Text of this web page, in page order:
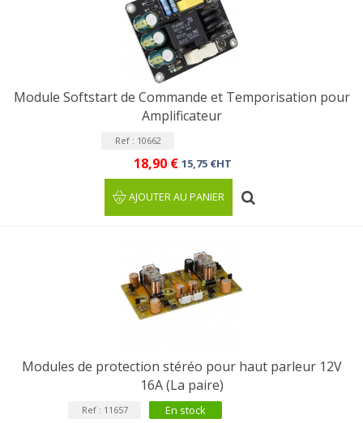
Module Softstart de Commande et Temporisation pour
Amplificateur
Ref : 10662
18,90 € 15,75 €HT
AJOUTER AU PANIER
Modules de protection stéréo pour haut parleur 12V
16A (La paire)
Ref : 11657 En stock